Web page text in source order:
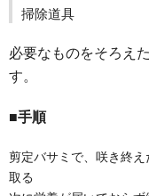
掃除道具
必要なものをそろえ
す。
■手順
剪定バサミで、咲き終
取る